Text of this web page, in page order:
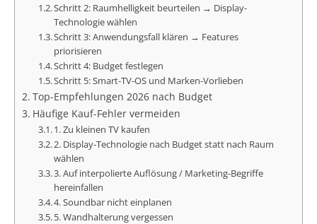
Schritt 2: Raumhelligkeit beurteilen → Display-
Technologie wählen
Schritt 3: Anwendungsfall klären → Features
priorisieren
Schritt 4: Budget festlegen
Schritt 5: Smart-TV-OS und Marken-Vorlieben
Top-Empfehlungen 2026 nach Budget
Häufige Kauf-Fehler vermeiden
1. Zu kleinen TV kaufen
2. Display-Technologie nach Budget statt nach Raum
wählen
3. Auf interpolierte Auflösung / Marketing-Begriffe
hereinfallen
4. Soundbar nicht einplanen
5. Wandhalterung vergessen